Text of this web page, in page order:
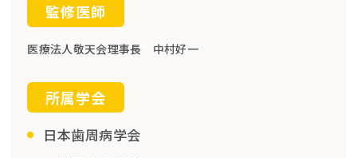
監修医師
医療法人敬天会理事長 中村好一
所属学会
日本歯周病学会